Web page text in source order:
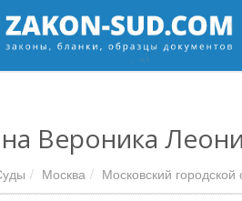
Вероника
Москва Московский городской